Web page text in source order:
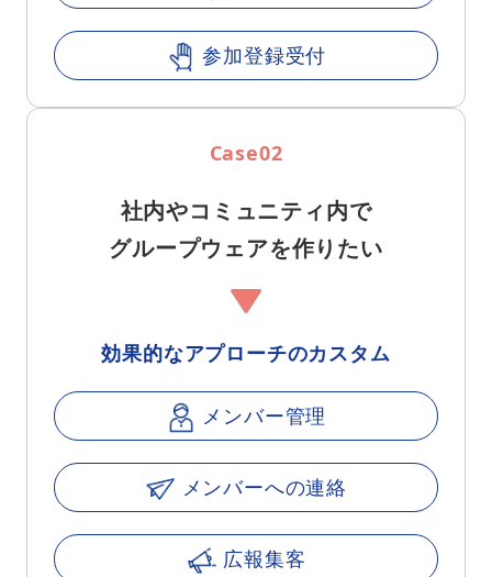
参加登録受付
Case02
社内やコミュニティ内で
グループウェアを作りたい
効果的なアプローチのカスタム
メンバー管理
メンバーへの連絡
広報集客